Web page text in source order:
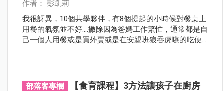
作者： 彭凱莉
我很訝異，10個共學夥伴，有8個提起的小時候對餐桌上
用餐的氣氛並不好....撇除因為爸媽工作繁忙，通常都是自
己一個人用餐或是買外賣或是在安親班狼吞虎嚥的吃便
部落客專欄
【食育課程】3方法讓孩子在廚房